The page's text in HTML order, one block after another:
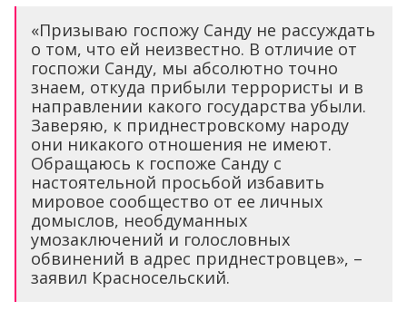
«Призываю госпожу Санду не рассуждать
о том, что ей неизвестно. В отличие от
госпожи Санду, мы абсолютно точно
знаем, откуда прибыли террористы и в
направлении какого государства убыли.
Заверяю, к приднестровскому народу
они никакого отношения не имеют.
Обращаюсь к госпоже Санду с
настоятельной просьбой избавить
мировое сообщество от ее личных
домыслов, необдуманных
умозаключений и голословных
обвинений в адрес приднестровцев», –
заявил Красносельский.